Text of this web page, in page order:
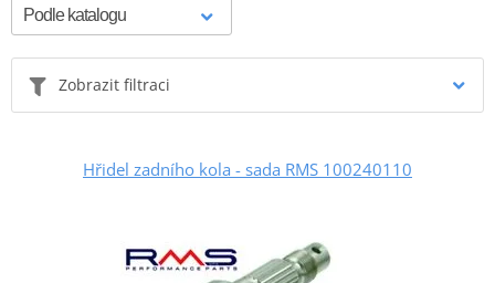
Zobrazit filtraci
Hřidel zadního kola - sada RMS 100240110